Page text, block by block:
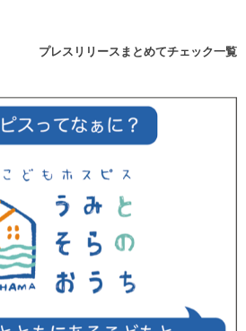
プレスリリースまとめてチェック一覧